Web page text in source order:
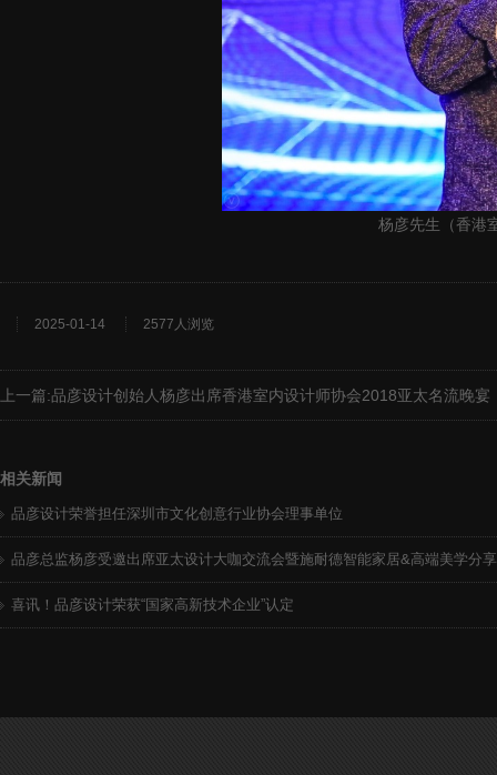
杨彦先生（香港
2025-01-14 2577人浏览
上一篇:品彦设计创始人杨彦出席香港室内设计师协会2018亚太名流晚宴
相关新闻
品彦设计荣誉担任深圳市文化创意行业协会理事单位
品彦总监杨彦受邀出席亚太设计大咖交流会暨施耐德智能家居&高端美学分
喜讯！品彦设计荣获“国家高新技术企业”认定